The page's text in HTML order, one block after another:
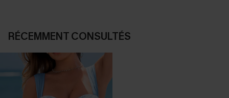
RÉCEMMENT CONSULTÉS